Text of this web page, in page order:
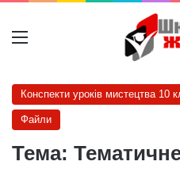
Меню
Конспекти уроків мистецтва 10
Файли
Тема: